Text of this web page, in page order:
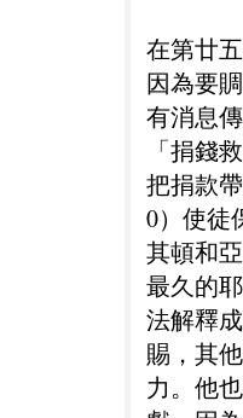
在第廿
因為要
有消息
「捐錢
把捐款
0）使徒
其頓和
最久的
法解釋
賜，其
力。他